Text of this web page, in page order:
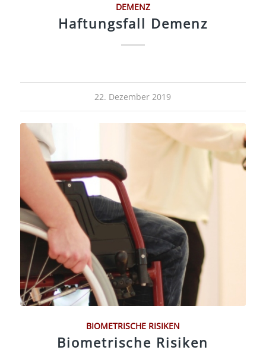
DEMENZ
Haftungsfall Demenz
22. Dezember 2019
BIOMETRISCHE RISIKEN
Biometrische Risiken